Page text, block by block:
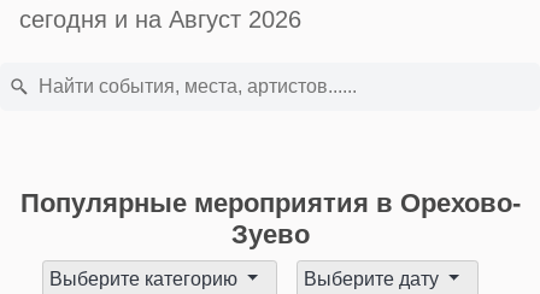
сегодня и на Август 2026
Популярные мероприятия в Орехово-
Зуево
Выберите категорию Выберите дату